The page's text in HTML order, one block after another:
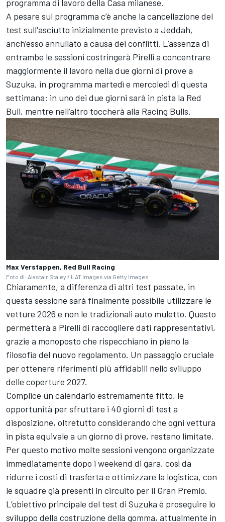
programma di lavoro della Casa milanese.
A pesare sul programma c’è anche la cancellazione del
test sull'asciutto inizialmente previsto a Jeddah,
anch’esso annullato a causa dei conflitti. L’assenza di
entrambe le sessioni costringerà Pirelli a concentrare
maggiormente il lavoro nella due giorni di prove a
Suzuka, in programma martedì e mercoledì di questa
settimana: in uno dei due giorni sarà in pista la Red
Bull, mentre nell’altro toccherà alla Racing Bulls.
Max Verstappen, Red Bull Racing
Foto di: Alastair Staley / LAT Images via Getty Images
Chiaramente, a differenza di altri test passate, in
questa sessione sarà finalmente possibile utilizzare le
vetture 2026 e non le tradizionali auto muletto. Questo
permetterà a Pirelli di raccogliere dati rappresentativi,
grazie a monoposto che rispecchiano in pieno la
filosofia del nuovo regolamento. Un passaggio cruciale
per ottenere riferimenti più affidabili nello sviluppo
delle coperture 2027.
Complice un calendario estremamente fitto, le
opportunità per sfruttare i 40 giorni di test a
disposizione, oltretutto considerando che ogni vettura
in pista equivale a un giorno di prove, restano limitate.
Per questo motivo molte sessioni vengono organizzate
immediatamente dopo i weekend di gara, così da
ridurre i costi di trasferta e ottimizzare la logistica, con
le squadre già presenti in circuito per il Gran Premio.
L’obiettivo principale del test di Suzuka è proseguire lo
sviluppo della costruzione della gomma, attualmente in